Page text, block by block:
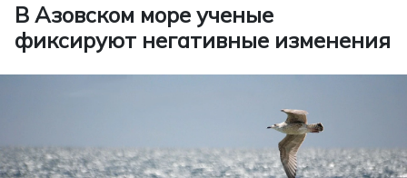
В Азовском море ученые
фиксируют негативные изменения